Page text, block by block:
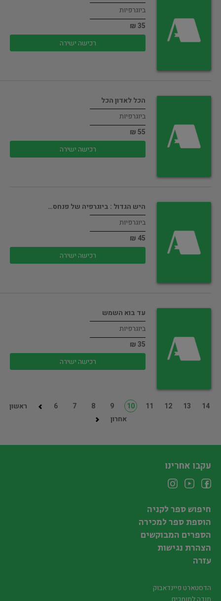
ביוגרפיות
35 ₪
רכישה ישירה
הכל לאדון הכל
ביוגרפיות
55 ₪
רכישה ישירה
היש הגדול : ביוגרפיה של פנחס…
ביוגרפיות
45 ₪
רכישה ישירה
עד בוא השמש
ביוגרפיות
35 ₪
רכישה ישירה
ראשון 6 7 8 9 10 11 12 13
14
אחרון
עקבו אחרינו
חיפוש ספר לקניה
הוספת ספר למכירה
הספרים המבוקשים
הצהרת נגישות
עזרה
הדסטארט פיינדאבוק